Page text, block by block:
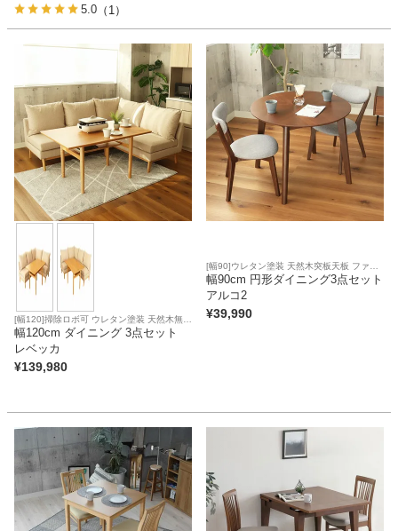
5.0 （1）
[幅120]掃除ロボ可 ウレタン塗装 天然木無垢
天板 ファブリック座面
幅120cm ダイニング 3点セット
レベッカ
¥139,980
[幅90]ウレタン塗装 天然木突板天板 ファブ
リック座面
幅90cm 円形ダイニング3点セット
アルコ2
¥39,990